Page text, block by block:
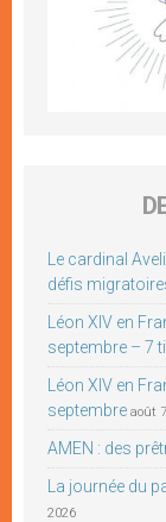
Le cardinal
défis
Léon XIV en
septembre – 7
Léon XIV en
septembre août
AMEN : des
La journée du
2026